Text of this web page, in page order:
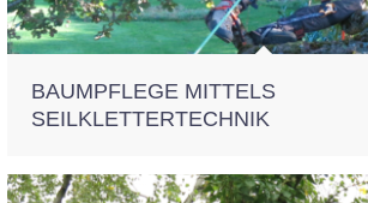
BAUMPFLEGE MITTELS
SEILKLETTERTECHNIK